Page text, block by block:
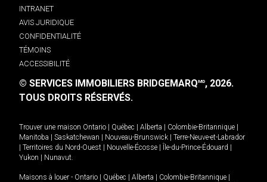
INTRANET
AVIS JURIDIQUE
CONFIDENTIALITÉ
TÉMOINS
ACCESSIBILITÉ
© SERVICES IMMOBILIERS BRIDGEMARQMD, 2026.
TOUS DROITS RÉSERVÉS.
Trouver une maison Ontario | Québec | Alberta | Colombie-Britannique |
Manitoba | Saskatchewan | Nouveau-Brunswick | Terre-Neuve-et-Labrador
| Territoires du Nord-Ouest | Nouvelle-Écosse | Île-du-Prince-Édouard |
Yukon | Nunavut
Maisons à louer - Ontario | Québec | Alberta | Colombie-Britannique |